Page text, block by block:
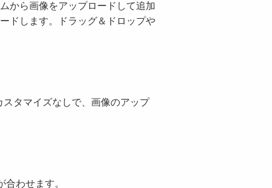
から画像をアップロードして追加
ドします。ドラッグ＆ドロップや
タマイズなしで、画像のアップ
合わせます。